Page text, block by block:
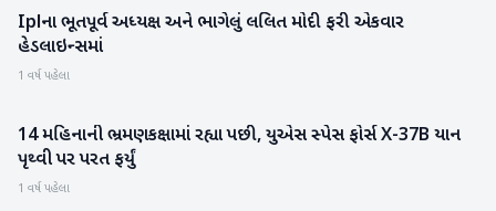
રાષ્ટ્રીય
Iplના ભૂતપૂર્વ અધ્યક્ષ અને ભાગેલું લલિત મોદી ફરી એકવાર
હેડલાઇન્સમાં
1 વર્ષ પહેલા
સાયન્સ & ટેકનોલોજી
14 મહિનાની ભ્રમણકક્ષામાં રહ્યા પછી, યુએસ સ્પેસ ફોર્સ X-37B યાન
પૃથ્વી પર પરત ફર્યું
1 વર્ષ પહેલા